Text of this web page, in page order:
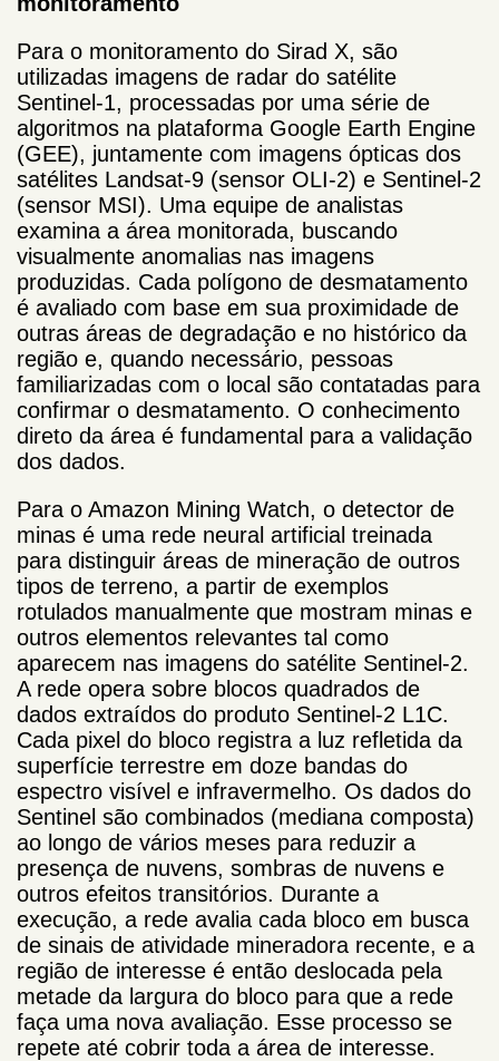
Para o monitoramento do Sirad X, são
utilizadas imagens de radar do satélite
Sentinel-1, processadas por uma série de
algoritmos na plataforma Google Earth Engine
(GEE), juntamente com imagens ópticas dos
satélites Landsat-9 (sensor OLI-2) e Sentinel-2
(sensor MSI). Uma equipe de analistas
examina a área monitorada, buscando
visualmente anomalias nas imagens
produzidas. Cada polígono de desmatamento
é avaliado com base em sua proximidade de
outras áreas de degradação e no histórico da
região e, quando necessário, pessoas
familiarizadas com o local são contatadas para
confirmar o desmatamento. O conhecimento
direto da área é fundamental para a validação
dos dados.
Para o Amazon Mining Watch, o detector de
minas é uma rede neural artificial treinada
para distinguir áreas de mineração de outros
tipos de terreno, a partir de exemplos
rotulados manualmente que mostram minas e
outros elementos relevantes tal como
aparecem nas imagens do satélite Sentinel-2.
A rede opera sobre blocos quadrados de
dados extraídos do produto Sentinel-2 L1C.
Cada pixel do bloco registra a luz refletida da
superfície terrestre em doze bandas do
espectro visível e infravermelho. Os dados do
Sentinel são combinados (mediana composta)
ao longo de vários meses para reduzir a
presença de nuvens, sombras de nuvens e
outros efeitos transitórios. Durante a
execução, a rede avalia cada bloco em busca
de sinais de atividade mineradora recente, e a
região de interesse é então deslocada pela
metade da largura do bloco para que a rede
faça uma nova avaliação. Esse processo se
repete até cobrir toda a área de interesse.